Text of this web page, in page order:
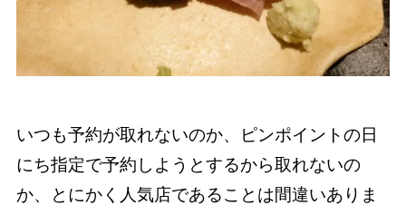
いつも予約が取れないのか、ピンポイントの日
にち指定で予約しようとするから取れないの
か、とにかく人気店であることは間違いありま